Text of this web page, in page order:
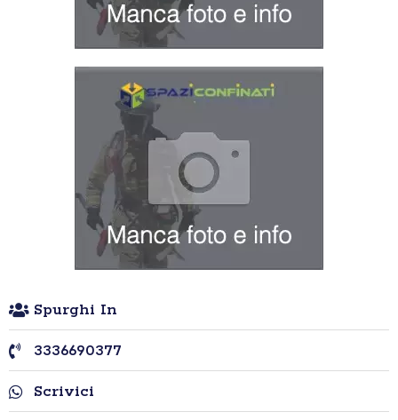
Spurghi In
3336690377
Scrivici